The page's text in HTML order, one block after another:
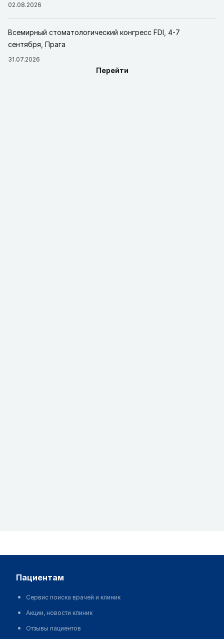
02.08.2026
Всемирный стоматологический конгресс FDI, 4-7
сентября, Прага
31.07.2026
Перейти
пациентам
Сервис поиска врачей и клиник
Акции, новости клиник
Отзывы пациентов